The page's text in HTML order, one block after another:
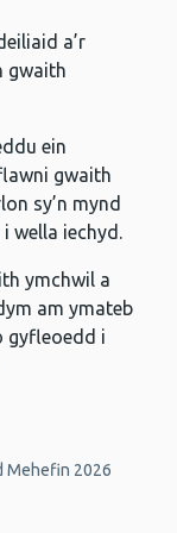
a’r
gwaith
ein
gwaith
sy’n mynd
wella iechyd.
ymchwil a
am ymateb
gyfleoedd i
Mehefin 2026